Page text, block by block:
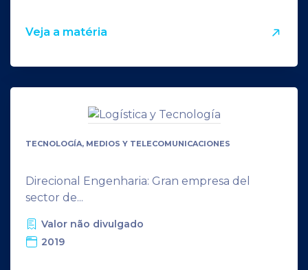
Veja a matéria
TECNOLOGÍA, MEDIOS Y TELECOMUNICACIONES
Direcional Engenharia: Gran empresa del
sector de...
Valor não divulgado
2019